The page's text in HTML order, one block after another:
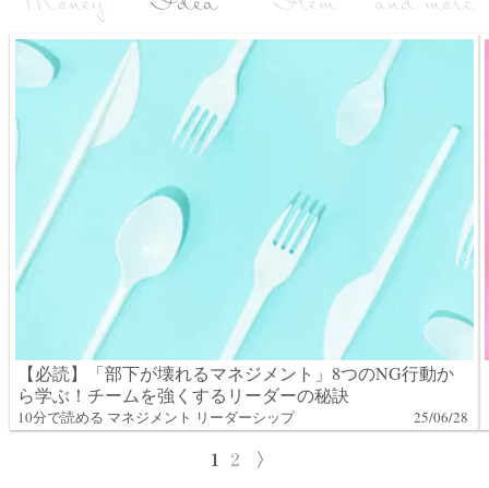
【必読】「部下が壊れるマネジメント」8つのNG行動か
ら学ぶ！チームを強くするリーダーの秘訣
10分で読める マネジメント リーダーシップ 25/06/28
1 2 〉